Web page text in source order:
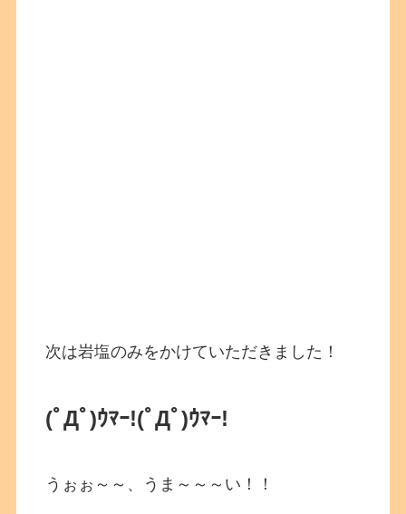
次は岩塩のみをかけていただきました！
(ﾟДﾟ)ｳﾏｰ!(ﾟДﾟ)ｳﾏｰ!
うぉぉ～～、うま～～～い！！